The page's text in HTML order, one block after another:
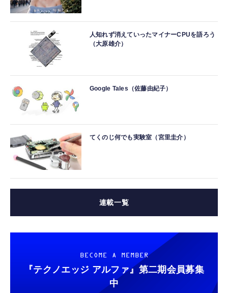
人知れず消えていったマイナーCPUを語ろう
（大原雄介）
Google Tales（佐藤由紀子）
てくのじ何でも実験室（宮里圭介）
連載一覧
BECOME A MEMBER
『テクノエッジ アルファ』 第二期会員募集
中